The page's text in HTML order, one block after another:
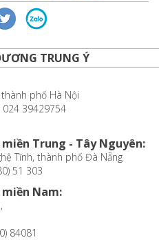
TRUNG Ý
phố Hà Nội
39429754
Trung - Tây Nguyên:
Tĩnh, thành phố Đà Nẵng
51 303
Nam:
84081